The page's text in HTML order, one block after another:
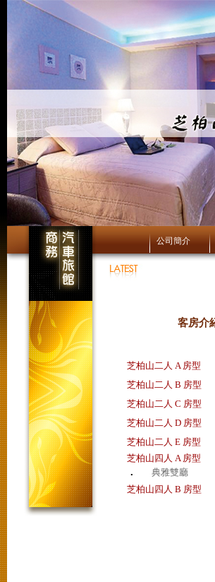
公司簡介
客房介
芝柏山二人 A 房型
芝柏山二人 B 房型
芝柏山二人 C 房型
芝柏山二人 D 房型
芝柏山二人 E 房型
芝柏山四人 A 房型
．
典雅雙廳
芝柏山四人 B 房型